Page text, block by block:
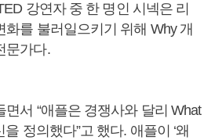
강연자 중 한 명인 시넥은 리
화를 불러일으키기 위해 Why 개
문가다.
서 “애플은 경쟁사와 달리 What
정의했다”고 했다. 애플이 ‘왜